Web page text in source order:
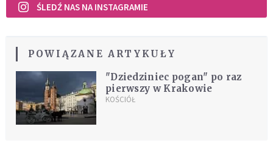
ŚLEDŹ NAS NA INSTAGRAMIE
POWIĄZANE ARTYKUŁY
"Dziedziniec pogan" po raz
pierwszy w Krakowie
KOŚCIÓŁ